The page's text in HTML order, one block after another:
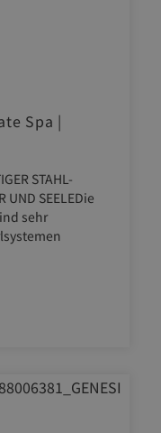
Spa |
STAHL-
UND SEELEDie
sehr